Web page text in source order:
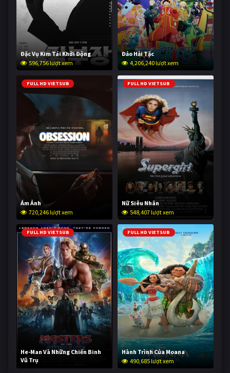
Đặc Vụ Kim Tái Khởi Động
596,756 lượt xem
Đảo Hải Tặc
4,206,240 lượt xem
FULL HD VIETSUB
Ám Ảnh
720,246 lượt xem
FULL HD VIETSUB
Nữ Siêu Nhân
548,407 lượt xem
FULL HD VIETSUB
He-Man Và Những Chiến Binh
Vũ Trụ
239,402 lượt xem
FULL HD VIETSUB
Hành Trình Của Moana
490,685 lượt xem